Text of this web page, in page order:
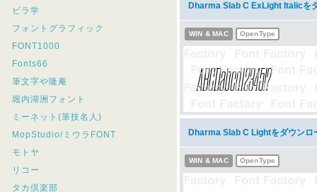
ビラ学
フォントグラフィック
FONT1000
Fonts66
筆文字や隆庵
堀内湖洲フォント
ミーネット(筆技名人)
MopStudio/ミウラFONT
モトヤ
リコー
タカ倶楽部
Dharma Slab C ExLight Italicを
WIN & MAC OpenType
Dharma Slab C Lightをダウンロ
WIN & MAC OpenType